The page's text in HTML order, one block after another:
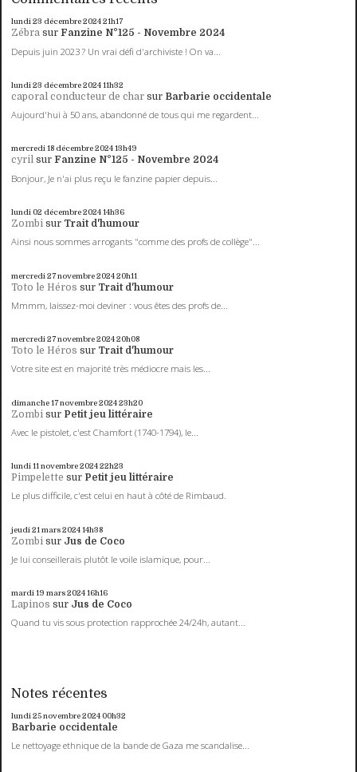
lundi 23 décembre 202421h17
Zébra sur Fanzine N°125 - Novembre 2024
Depuis juin 2023 ? Un vrai défi d'archiviste ! On va...
lundi 23 décembre 202411h32
caporal conducteur de char sur Barbarie occidentale
Aujourd'hui à 50 ans, abandonné de tous qui me regardent...
mercredi 18 décembre 202413h49
cyril sur Fanzine N°125 - Novembre 2024
Bonjour, Je n'ai plus reçu le fanzine papier depuis...
lundi 02 décembre 202414h36
Zombi sur Trait d'humour
Ainsi nous sommes arrogants "comme des profs de collège"...
mercredi 27novembre 202420h11
Toto le Héros sur Trait d'humour
Mmmm, laissez-moi deviner : vous êtes des profs de...
mercredi 27novembre 202420h08
Toto le Héros sur Trait d'humour
Votre site est en majorité très médiocre mais les...
dimanche 17novembre 202423h20
Zombi sur Petit jeu littéraire
Avec le pistolet, c'est Chamfort (1740-1794), le...
lundi 11novembre 202422h23
Pimpelette sur Petit jeu littéraire
Le plus difficile, c'est celui en haut à côté de Rimbaud.
jeudi 21 mars 202414h38
Zombi sur Jus de Coco
Je lui conseillerais plutôt le voile islamique, pour...
mardi 19 mars 202416h16
Lapinos sur Jus de Coco
Quand tu vis sous protection rapprochée 24/24h, autant...
Notes récentes
lundi 25novembre 2024 00h32
Barbarie occidentale
Le nettoyage ethnique de la bande de Gaza me scandalise...